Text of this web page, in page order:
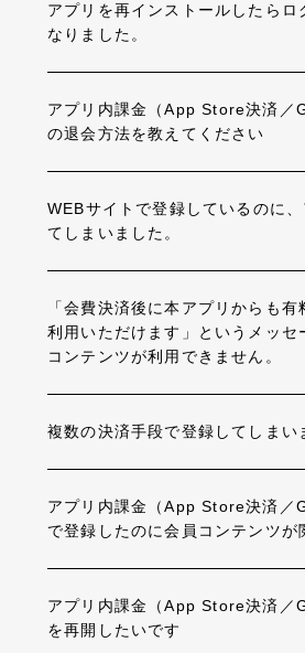
アプリを再インストールしたらロ
なりました。
アプリ内課金（App Store決済／
の退会方法を教えてください
WEBサイトで登録しているのに
てしまいました。
「会費決済後に本アプリからも
利用いただけます」というメッセ
コンテンツが利用できません。
複数の決済手段で登録してしまい
アプリ内課金（App Store決済／
で登録したのに会員コンテンツが
アプリ内課金（App Store決済／
を再開したいです